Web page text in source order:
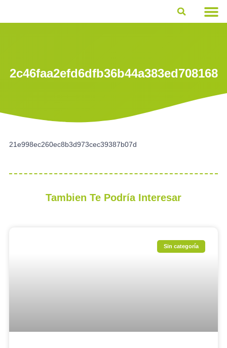
2c46faa2efd6dfb36b44a383ed708168
21e998ec260ec8b3d973cec39387b07d
Tambien Te Podría Interesar
Sin categoría